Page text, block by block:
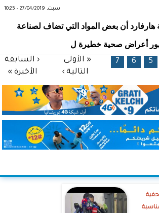
سبت, 27/04/2019 - 10:25
هارفارد أن بعض المواد التي تضاف لصناعة
أعراض صحية خطيرة ل
« الأولى ‹ السابقة 5
6
7
التالية ›
الأخيرة »